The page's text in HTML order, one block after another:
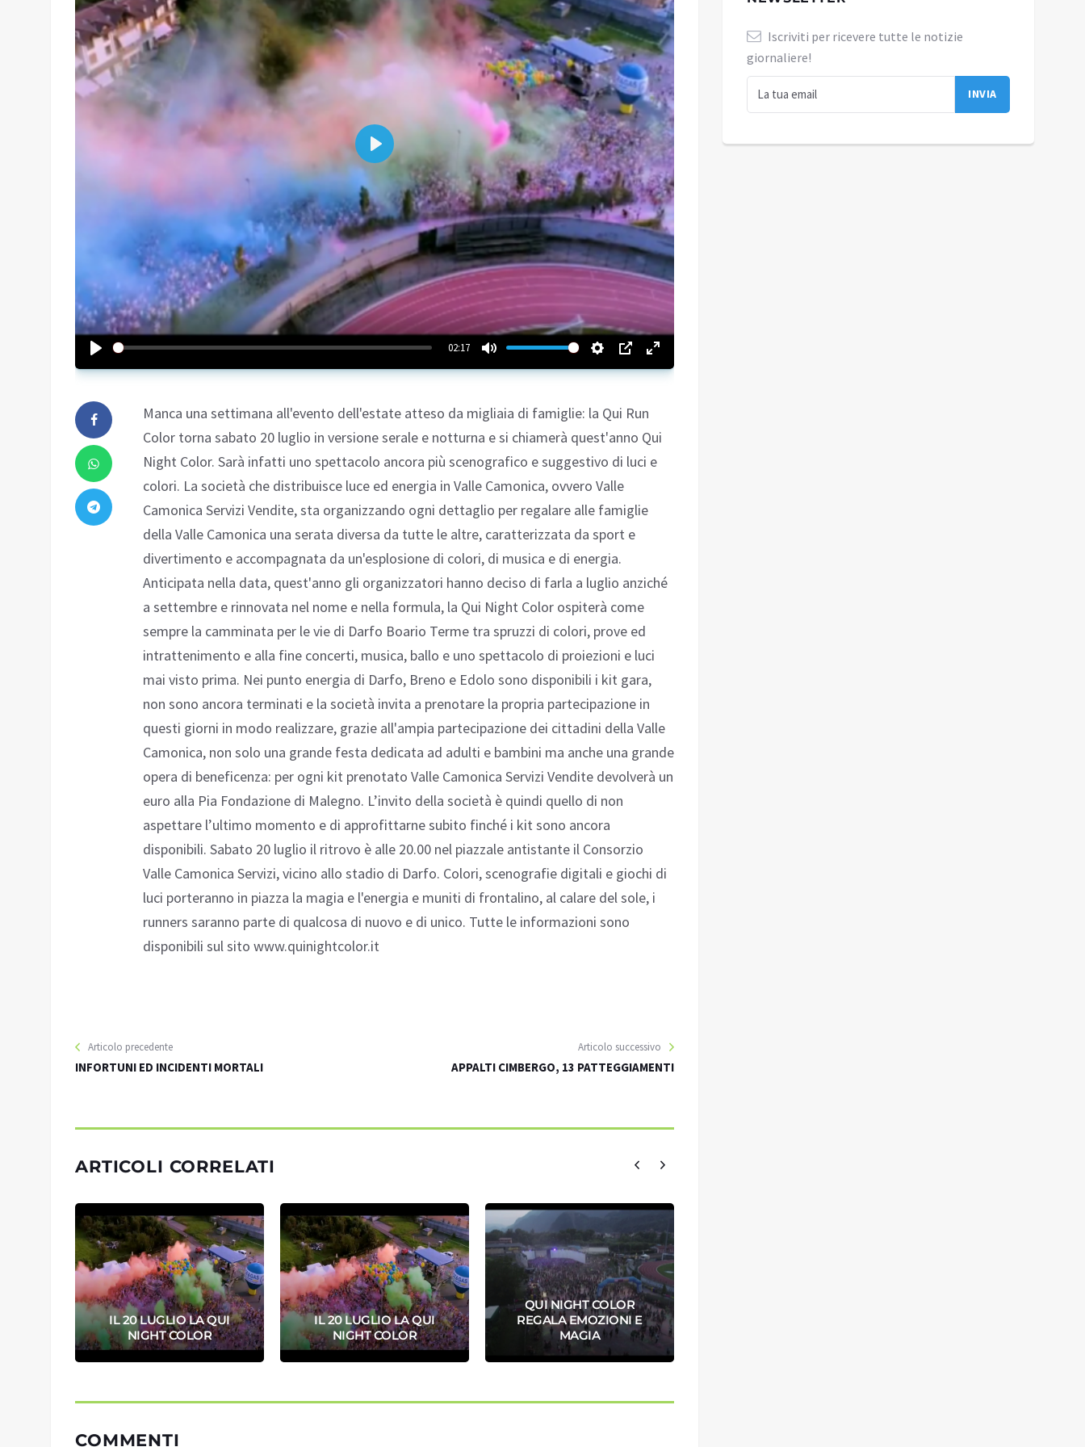
02:17
Play
Manca una settimana all'evento dell'estate atteso da migliaia di famiglie: la Qui Run
Color torna sabato 20 luglio in versione serale e notturna e si chiamerà quest'anno Qui
Night Color. Sarà infatti uno spettacolo ancora più scenografico e suggestivo di luci e
colori. La società che distribuisce luce ed energia in Valle Camonica, ovvero Valle
Camonica Servizi Vendite, sta organizzando ogni dettaglio per regalare alle famiglie
della Valle Camonica una serata diversa da tutte le altre, caratterizzata da sport e
divertimento e accompagnata da un'esplosione di colori, di musica e di energia.
Anticipata nella data, quest'anno gli organizzatori hanno deciso di farla a luglio anziché
a settembre e rinnovata nel nome e nella formula, la Qui Night Color ospiterà come
sempre la camminata per le vie di Darfo Boario Terme tra spruzzi di colori, prove ed
intrattenimento e alla fine concerti, musica, ballo e uno spettacolo di proiezioni e luci
mai visto prima. Nei punto energia di Darfo, Breno e Edolo sono disponibili i kit gara,
non sono ancora terminati e la società invita a prenotare la propria partecipazione in
questi giorni in modo realizzare, grazie all'ampia partecipazione dei cittadini della Valle
Camonica, non solo una grande festa dedicata ad adulti e bambini ma anche una grande
opera di beneficenza: per ogni kit prenotato Valle Camonica Servizi Vendite devolverà un
euro alla Pia Fondazione di Malegno. L’invito della società è quindi quello di non
aspettare l’ultimo momento e di approfittarne subito finché i kit sono ancora
disponibili. Sabato 20 luglio il ritrovo è alle 20.00 nel piazzale antistante il Consorzio
Valle Camonica Servizi, vicino allo stadio di Darfo. Colori, scenografie digitali e giochi di
luci porteranno in piazza la magia e l'energia e muniti di frontalino, al calare del sole, i
runners saranno parte di qualcosa di nuovo e di unico. Tutte le informazioni sono
disponibili sul sito www.quinightcolor.it
Articolo precedente
INFORTUNI ED INCIDENTI MORTALI
Articolo successivo
APPALTI CIMBERGO, 13 PATTEGGIAMENTI
ARTICOLI CORRELATI
IL 20 LUGLIO LA QUI
NIGHT COLOR
IL 20 LUGLIO LA QUI
NIGHT COLOR
QUI NIGHT COLOR
REGALA EMOZIONI E
MAGIA
COMMENTI
Iscriviti per ricevere tutte le notizie
giornaliere!